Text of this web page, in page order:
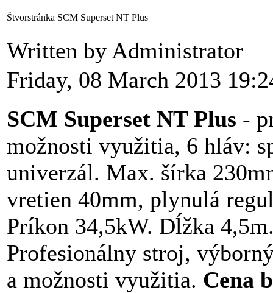
Štvorstránka SCM Superset NT Plus
Written by Administrator
Friday, 08 March 2013
SCM Superset NT Plus -
možnosti využitia, 6 hláv:
univerzál. Max. šírka
vretien 40mm, plynulá
Príkon 34,5kW. Dĺžka
Profesionálny stroj,
a možnosti využitia. Cena